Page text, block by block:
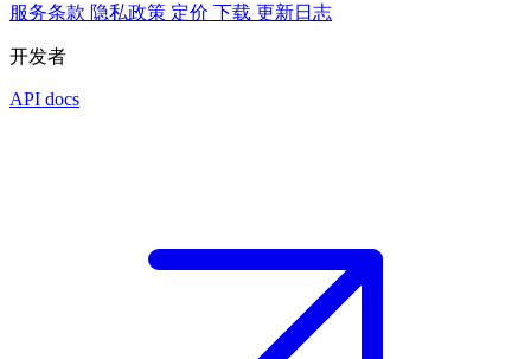
服务条款 隐私政策 定价 下载 更新日志
开发者
API docs